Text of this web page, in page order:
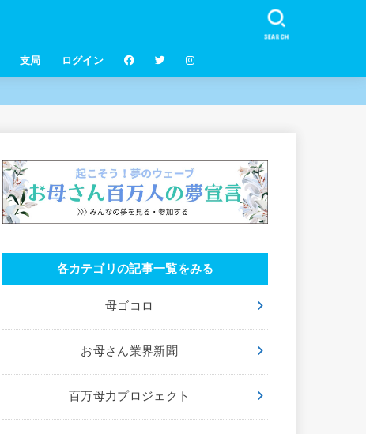
支局 ログイン
SEARCH
各カテゴリの記事一覧をみる
母ゴコロ
お母さん業界新聞
百万母力プロジェクト